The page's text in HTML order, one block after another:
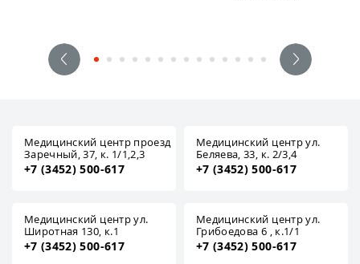
Медицинский центр проезд
Заречный, 37, к. 1/1,2,3
+7 (3452) 500-617
Медицинский центр ул.
Беляева, 33, к. 2/3,4
+7 (3452) 500-617
Медицинский центр ул.
Широтная 130, к.1
+7 (3452) 500-617
Медицинский центр ул.
Грибоедова 6 , к.1/1
+7 (3452) 500-617